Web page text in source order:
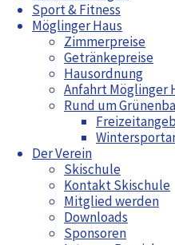
Sport & Fitness
Möglinger Haus
Zimmerpreise
Getränkepreise
Hausordnung
Anfahrt Möglinger
Rund um
Der Verein
Skischule
Kontakt Skischule
Mitglied werden
Downloads
Sponsoren
Herbsttreff 2024
SZM Nachwuchsteam –
Saison-
Opening
Stubai
Aktuelles
Radwoche in
Bürgerfest
Maiwanderung